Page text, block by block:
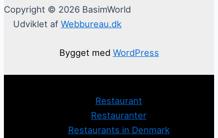
Copyright © 2026 BasimWorld
Udviklet af Webbureau.dk
Bygget med WordPress
Restaurant
Restauranter
Restaurants in Denmark